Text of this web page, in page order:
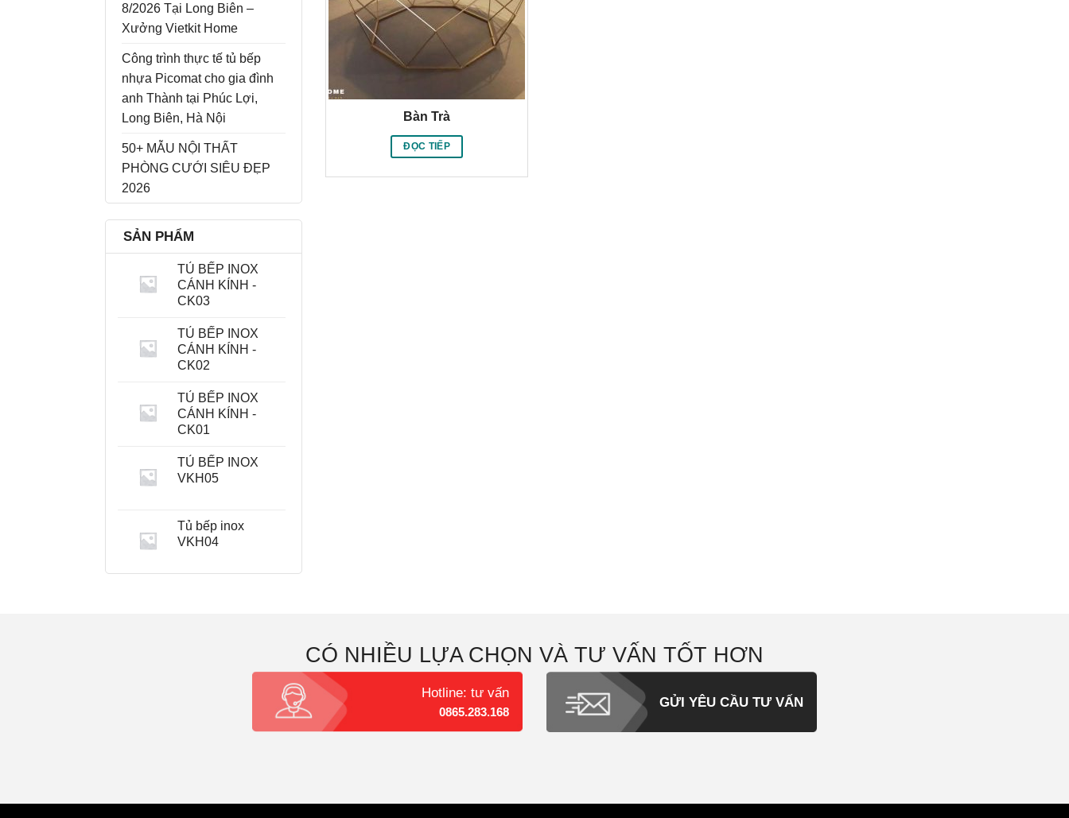
8/2026 Tại Long Biên –
Xưởng Vietkit Home
Công trình thực tế tủ bếp
nhựa Picomat cho gia đình
anh Thành tại Phúc Lợi,
Long Biên, Hà Nội
50+ MẪU NỘI THẤT
PHÒNG CƯỚI SIÊU ĐẸP
2026
SẢN PHẨM
TỦ BẾP INOX
CÁNH KÍNH -
CK03
TỦ BẾP INOX
CÁNH KÍNH -
CK02
TỦ BẾP INOX
CÁNH KÍNH -
CK01
TỦ BẾP INOX
VKH05
Tủ bếp inox
VKH04
Bàn Trà
ĐỌC TIẾP
CÓ NHIỀU LỰA CHỌN VÀ TƯ VẤN TỐT HƠN
Hotline: tư vấn
0865.283.168
GỬI YÊU CẦU TƯ VẤN